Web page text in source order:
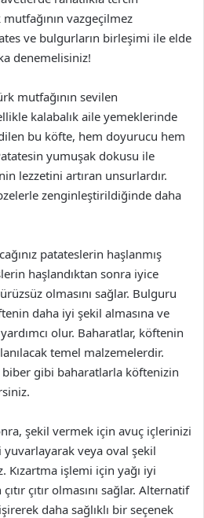
vazgeçilmez
ve bulgurların birleşimi ile elde
denemelisiniz!
mutfağının sevilen
kalabalık aile yemeklerinde
bu köfte, hem doyurucu hem
yumuşak dokusu ile
lezzetini artıran unsurlardır.
zenginleştirildiğinde daha
patateslerin haşlanmış
haşlandıktan sonra iyice
olmasını sağlar. Bulguru
daha iyi şekil almasına ve
olur. Baharatlar, köftenin
temel malzemelerdir.
gibi baharatlarla köftenizin
şekil vermek için avuç içlerinizi
veya oval şekil
Kızartma işlemi için yağı iyi
çıtır olmasını sağlar. Alternatif
daha sağlıklı bir seçenek